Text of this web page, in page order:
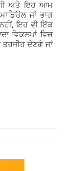
ਅਤੇ ਇਹ ਆਮ
ਜਾਂ ਭਾਗ
,ਇਹ ਵੀ ਇੱਕ
ਵਿਕਲਪਾਂ ਵਿਚ
ਦੇਣਗੇ ਜਾਂ